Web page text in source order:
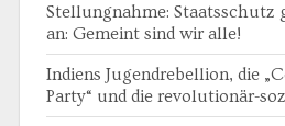
Stellungnahme: Staatsschutz
an: Gemeint sind wir alle!
Indiens Jugendrebellion, die
Party“ und die revolutionär-